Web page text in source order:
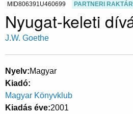
MID806391U460699 PARTNERI
Nyugat-keleti
J.W. Goethe
Nyelv Magyar
Kiadó
Magyar Könyvklub
Kiadás éve 2001